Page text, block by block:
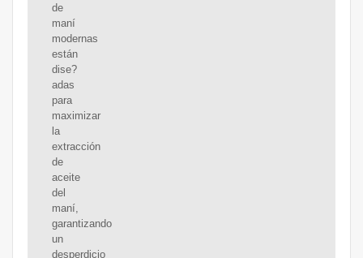
de
maní
modernas
están
dise?
adas
para
maximizar
la
extracción
de
aceite
del
maní,
garantizando
un
desperdicio